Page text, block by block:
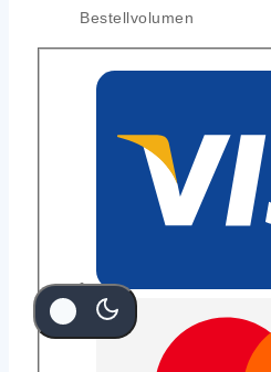
Bestellvolumen